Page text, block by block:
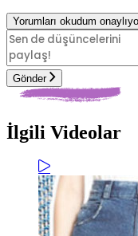
Yorumları okudum
Gönder
İlgili Videolar